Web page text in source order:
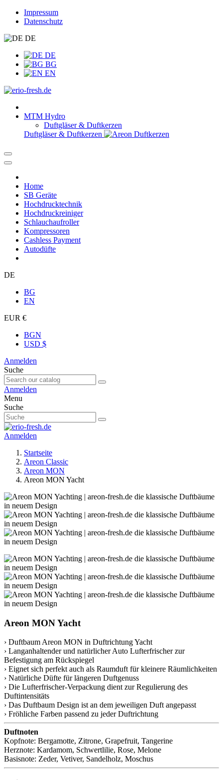
Impressum
Datenschutz
DE
DE
BG
EN
MTM Hydro
Duftgläser & Duftkerzen
Duftgläser & Duftkerzen
Home
SB Geräte
Hochdrucktechnik
Hochdruckreiniger
Schlauchaufroller
Kompressoren
Cashless Payment
Autodüfte
DE
BG
EN
EUR €
BGN
USD $
Anmelden
Suche
Anmelden
Menu
Suche
Anmelden
Startseite
Areon Classic
Areon MON
Areon MON Yacht
Areon MON Yacht
› Duftbaum Areon MON in Duftrichtung Yacht
› Langanhaltender und natürlicher Auto Lufterfrischer zur
Befestigung am Rückspiegel
› Eignet sich perfekt auch als Raumduft für kleinere Räumlichkeiten
› Natürliche Düfte für längeren Duftgenuss
› Die Lufterfrischer-Verpackung dient zur Regulierung des
Duftintensitäts
› Das Duftbaum Design ist an dem jeweiligen Duft angepasst
› Fröhliche Farben passend zu jeder Duftrichtung
Duftnoten
Kopfnote: Bergamotte, Zitrone, Grapefruit, Tangerine
Herznote: Kardamom, Schwertlilie, Rose, Melone
Basisnote: Zeder, Vetiver, Sandelholz, Moschus